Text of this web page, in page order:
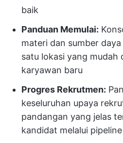
baik
Panduan Memulai:
materi dan sumber
satu lokasi yang mudah
karyawan baru
Progres Rekrutmen:
keseluruhan upaya
pandangan yang jelas
kandidat melalui pipeline